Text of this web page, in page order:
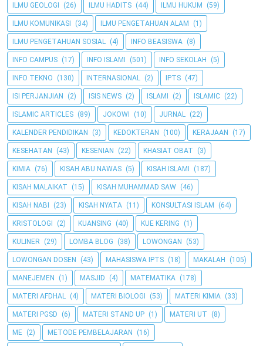
ILMU GEOLOGI (26) ILMU HADITS (44) ILMU HUKUM (59)
ILMU KOMUNIKASI (34) ILMU PENGETAHUAN ALAM (1)
ILMU PENGETAHUAN SOSIAL (4) INFO BEASISWA (8)
INFO CAMPUS (17) INFO ISLAMI (501) INFO SEKOLAH (5)
INFO TEKNO (130) INTERNASIONAL (2) IPTS (47)
ISI PERJANJIAN (2) ISIS NEWS (2) ISLAMI (2) ISLAMIC (22)
ISLAMIC ARTICLES (89) JOKOWI (10) JURNAL (22)
KALENDER PENDIDIKAN (3) KEDOKTERAN (100) KERAJAAN (17)
KESEHATAN (43) KESENIAN (22) KHASIAT OBAT (3)
KIMIA (76) KISAH ABU NAWAS (5) KISAH ISLAMI (187)
KISAH MALAIKAT (15) KISAH MUHAMMAD SAW (46)
KISAH NABI (23) KISAH NYATA (11) KONSULTASI ISLAM (64)
KRISTOLOGI (2) KUANSING (40) KUE KERING (1)
KULINER (29) LOMBA BLOG (38) LOWONGAN (53)
LOWONGAN DOSEN (43) MAHASISWA IPTS (18) MAKALAH (105)
MANEJEMEN (1) MASJID (4) MATEMATIKA (178)
MATERI AFDHAL (4) MATERI BIOLOGI (53) MATERI KIMIA (33)
MATERI PGSD (6) MATERI STAND UP (1) MATERI UT (8)
ME (2) METODE PEMBELAJARAN (16)